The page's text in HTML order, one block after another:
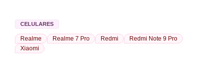
CELULARES
Realme Realme 7 Pro Redmi
Redmi Note 9 Pro
Xiaomi